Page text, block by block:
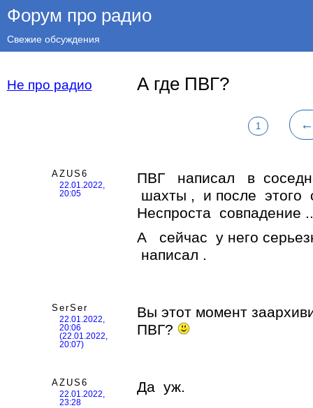
Форум про радио
Свежие обсуждения
Не про радио А где ПВГ?
1 ←
AZUS6
22.01.2022,
20:05
ПВГ написал в
шахты , и после этого
Неспроста совпадение
А сейчас у него
написал .
SerSer
22.01.2022,
20:06
(22.01.2022,
20:07)
Вы этот момент
ПВГ?
AZUS6
22.01.2022,
23:28
Да уж.